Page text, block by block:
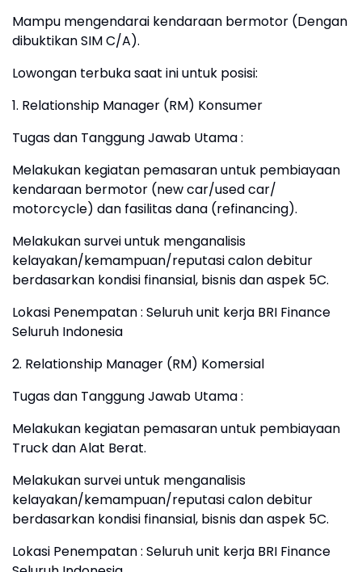
Mampu mengendarai kendaraan bermotor (Dengan
dibuktikan SIM C/A).
Lowongan terbuka saat ini untuk posisi:
1. Relationship Manager (RM) Konsumer
Tugas dan Tanggung Jawab Utama :
Melakukan kegiatan pemasaran untuk pembiayaan
kendaraan bermotor (new car/used car/
motorcycle) dan fasilitas dana (refinancing).
Melakukan survei untuk menganalisis
kelayakan/kemampuan/reputasi calon debitur
berdasarkan kondisi finansial, bisnis dan aspek 5C.
Lokasi Penempatan : Seluruh unit kerja BRI Finance
Seluruh Indonesia
2. Relationship Manager (RM) Komersial
Tugas dan Tanggung Jawab Utama :
Melakukan kegiatan pemasaran untuk pembiayaan
Truck dan Alat Berat.
Melakukan survei untuk menganalisis
kelayakan/kemampuan/reputasi calon debitur
berdasarkan kondisi finansial, bisnis dan aspek 5C.
Lokasi Penempatan : Seluruh unit kerja BRI Finance